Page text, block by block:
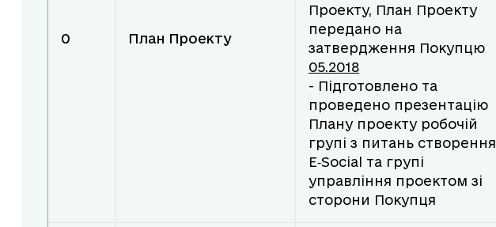
0 План Проекту
Проекту, План Проекту
передано на
затвердження Покупцю
05.2018
- Підготовлено та
проведено презентацію
Плану проекту робочій
групі з питань створення
E‑Social та групі
управління проектом зі
сторони Покупця